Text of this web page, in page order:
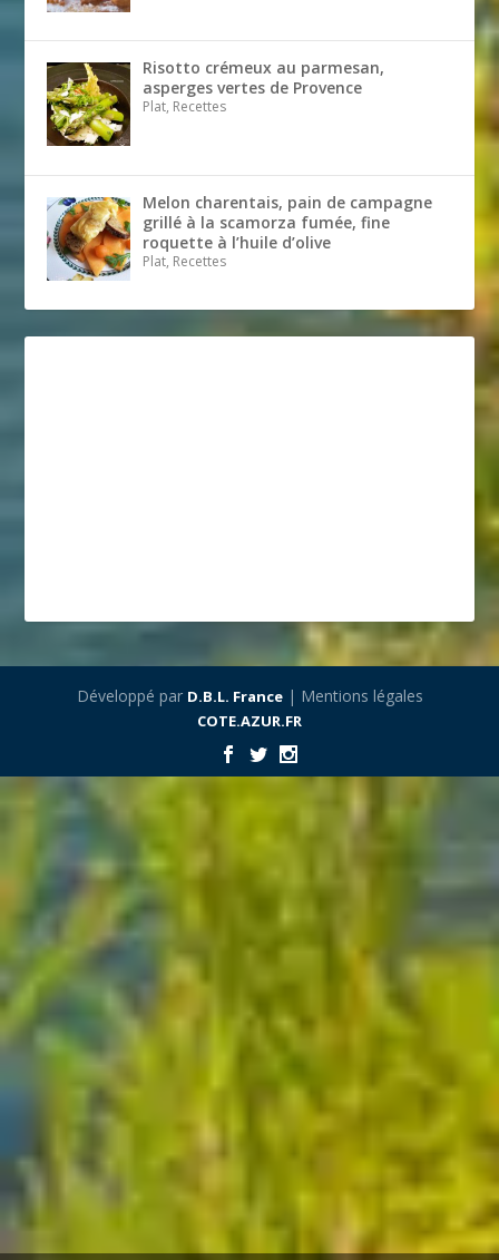
Risotto crémeux au parmesan,
asperges vertes de Provence
Plat, Recettes
Melon charentais, pain de campagne
grillé à la scamorza fumée, fine
roquette à l’huile d’olive
Plat, Recettes
Développé par D.B.L. France| Mentions légales
COTE.AZUR.FR